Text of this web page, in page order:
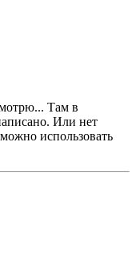
Там в
Или нет
использовать